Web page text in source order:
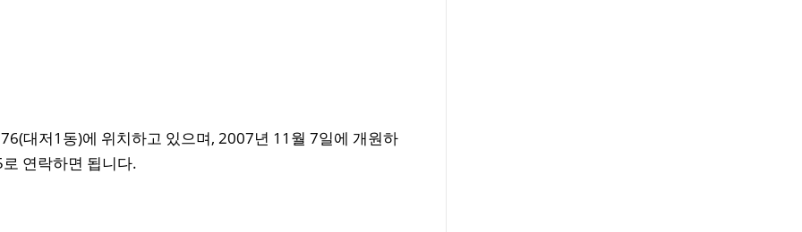
대저1동)에 위치하고 있으며, 2007년 11월 7일에 개원하
연락하면 됩니다.